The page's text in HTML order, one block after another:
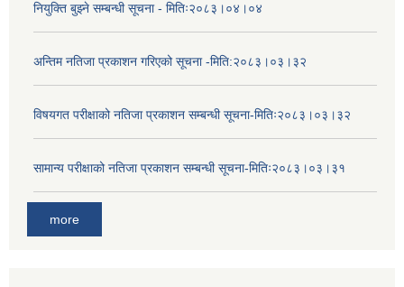
नियुक्ति बुझ्ने सम्बन्धी सूचना - मितिः२०८३।०४।०४
अन्तिम नतिजा प्रकाशन गरिएको सूचना -मिति:२०८३।०३।३२
विषयगत परीक्षाको नतिजा प्रकाशन सम्बन्धी सूचना-मितिः२०८३।०३।३२
सामान्य परीक्षाको नतिजा प्रकाशन सम्बन्धी सूचना-मितिः२०८३।०३।३१
more